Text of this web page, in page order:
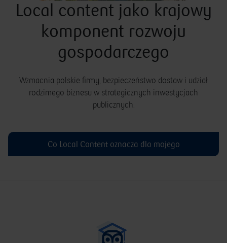
Local content jako krajowy
komponent rozwoju
gospodarczego
Wzmacnia polskie firmy, bezpieczeństwo dostaw i udział
rodzimego biznesu w strategicznych inwestycjach
publicznych.
Co Local Content oznacza dla mojego